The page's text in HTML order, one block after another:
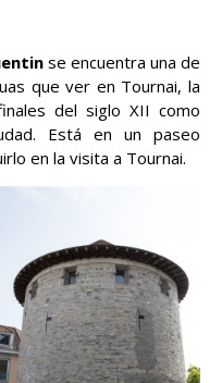
se encuentra una de
que ver en Tournai, la
del siglo XII como
Está en un paseo
en la visita a Tournai.